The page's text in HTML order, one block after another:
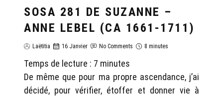
SOSA 281 DE SUZANNE –
ANNE LEBEL (CA 1661-1711)
Laëtitia 16 Janvier No Comments 8 minutes
Temps de lecture : 7 minutes
De même que pour ma propre ascendance, j’ai
décidé, pour vérifier, étoffer et donner vie à